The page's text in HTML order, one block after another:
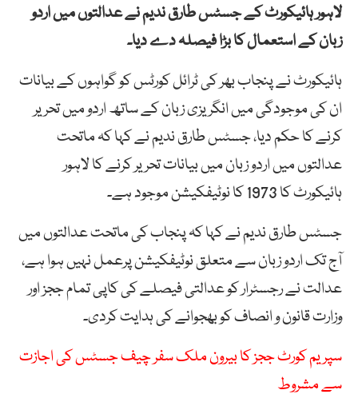
لاہور ہائیکورٹ کے جسٹس طارق ندیم نے عدالتوں میں اردو
زبان کے استعمال کا بڑا فیصلہ دے دیا۔
ہائیکورٹ نے پنجاب بھر کی ٹرائل کورٹس کو گواہوں کے بیانات
ان کی موجودگی میں انگریزی زبان کے ساتھ اردو میں تحریر
کرنے کا حکم دیا، جسٹس طارق ندیم نے کہا کہ ماتحت
عدالتوں میں اردو زبان میں بیانات تحریر کرنے کا لاہور
ہائیکورٹ کا 1973 کا نوٹیفکیشن موجود ہے۔
جسٹس طارق ندیم نے کہا کہ پنجاب کی ماتحت عدالتوں میں
آج تک اردو زبان سے متعلق نوٹیفکیشن پرعمل نہیں ہوا ہے،
عدالت نے رجسٹرار کو عدالتی فیصلے کی کاپی تمام ججز اور
وزارت قانون و انصاف کو بھجوانے کی ہدایت کردی۔
سپریم کورٹ ججز کا بیرون ملک سفر چیف جسٹس کی اجازت
سے مشروط